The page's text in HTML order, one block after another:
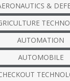
&
AUTOMATION
AUTOMOBILE